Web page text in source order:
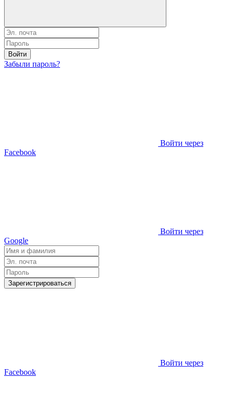
Войти
Забыли пароль?
Войти через
Facebook
Войти через
Google
Зарегистрироваться
Войти через
Facebook